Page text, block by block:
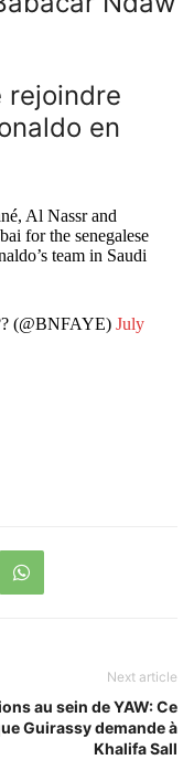
rejoindre
en
Al Nassr and
for the senegalese
team in Saudi
(@BNFAYE) July
Next article
au sein de YAW: Ce
Guirassy demande à
Khalifa Sall